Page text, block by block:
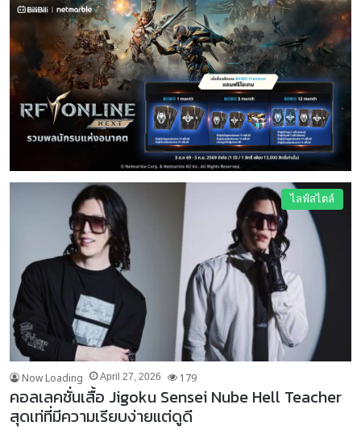
ไลฟ์สไตล์
Now Loading April 27, 2026 179
คอลเลคชั่นเสื้อ Jigoku Sensei Nube Hell Teacher
สุดเท่ที่มีความเรียบง่ายแต่ดูดี